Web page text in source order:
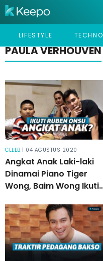
LIFESTYLE TECHNO
PAULA VERHOUVEN
CELEB | 04 AGUSTUS 2020
Angkat Anak Laki-laki
Dinamai Piano Tiger
Wong, Baim Wong Ikuti